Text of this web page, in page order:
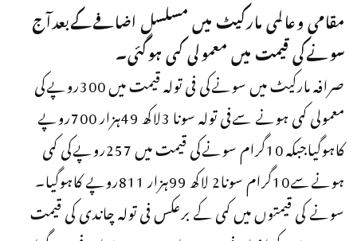
مقامی وعالمی مارکیٹ میں مسلسل اضافےکےبعدآج
سونےکی قیمت میں معمولی کمی ہوگئی۔
صرافہ مارکیٹ میں سونےکی فی تولہ قیمت میں 300روپےکی
معمولی کمی ہونے سےفی تولہ سونا 3لاکھ 49ہزار 700روپے
کاہوگیاجبکہ 10گرام سونےکی قیمت میں 257روپےکی کمی
ہونےسے10گرام سونا2 لاکھ 99ہزار 811روپے کاہوگیا۔
سونے کی قیمتوں میں کمی کے برعکس فی تولہ چاندی کی قیمت